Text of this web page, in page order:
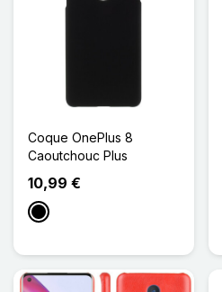
Coque OnePlus 8
Caoutchouc Plus
10,99 €
Noir